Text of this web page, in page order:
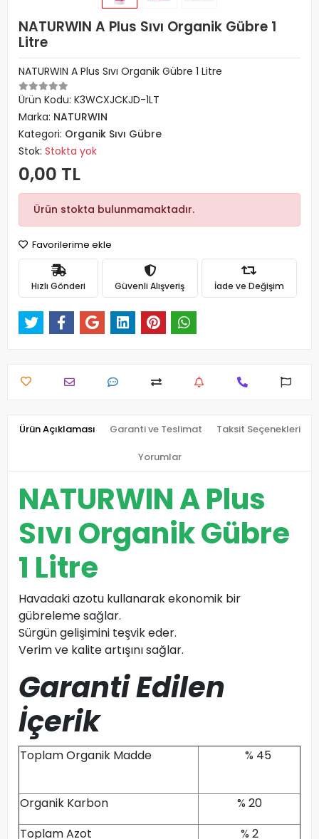
NATURWIN A Plus Sıvı Organik Gübre 1
Litre
NATURWIN A Plus Sıvı Organik Gübre 1 Litre
Ürün Kodu: K3WCXJCKJD-1LT
Marka: NATURWIN
Kategori: Organik Sıvı Gübre
Stok: Stokta yok
0,00 TL
Ürün stokta bulunmamaktadır.
Favorilerime ekle
Hızlı Gönderi Güvenli Alışveriş İade ve Değişim
Ürün Açıklaması Garanti ve Teslimat Taksit Seçenekleri
Yorumlar
NATURWIN A Plus
Sıvı Organik Gübre
1 Litre
Havadaki azotu kullanarak ekonomik bir
gübreleme sağlar.
Sürgün gelişimini teşvik eder.
Verim ve kalite artışını sağlar.
Garanti Edilen
İçerik
Toplam Organik Madde % 45
Organik Karbon
% 20
Toplam Azot
% 2